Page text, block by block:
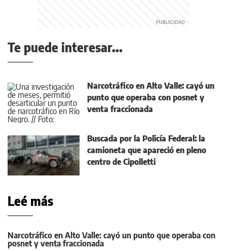
Te puede interesar...
Narcotráfico en Alto Valle: cayó un
punto que operaba con posnet y
venta fraccionada
Buscada por la Policía Federal: la
camioneta que apareció en pleno
centro de Cipolletti
Leé más
Narcotráfico en Alto Valle: cayó un punto que operaba con
posnet y venta fraccionada